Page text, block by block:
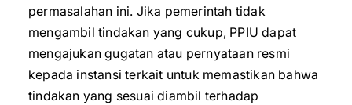
permasalahan ini. Jika pemerintah tidak
mengambil tindakan yang cukup, PPIU dapat
mengajukan gugatan atau pernyataan resmi
kepada instansi terkait untuk memastikan bahwa
tindakan yang sesuai diambil terhadap